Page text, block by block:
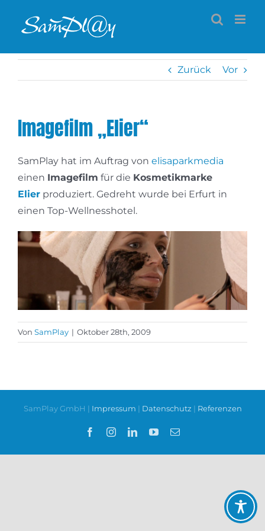
Inhalt
Zurück Vor
Imagefilm „Elier“
SamPlay hat im Auftrag von elisaparkmedia
einen Imagefilm für die Kosmetikmarke
Elier produziert. Gedreht wurde bei Erfurt in
einen Top-Wellnesshotel.
Von SamPlay | Oktober 28th, 2009
SamPlay GmbH | Impressum | Datenschutz | Referenzen
FacebookInstagramLinkedInYouTube
E-